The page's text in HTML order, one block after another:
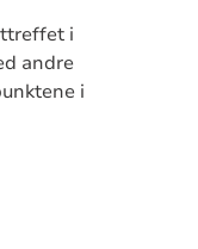
i
andre
i